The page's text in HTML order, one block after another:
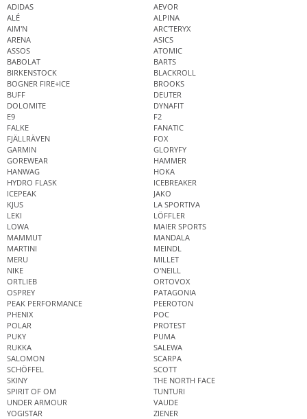
ADIDAS
AEVOR
ALÉ
ALPINA
AIM'N
ARC'TERYX
ARENA
ASICS
ASSOS
ATOMIC
BABOLAT
BARTS
BIRKENSTOCK
BLACKROLL
BOGNER FIRE+ICE
BROOKS
BUFF
DEUTER
DOLOMITE
DYNAFIT
E9
F2
FALKE
FANATIC
FJÄLLRÄVEN
FOX
GARMIN
GLORYFY
GOREWEAR
HAMMER
HANWAG
HOKA
HYDRO FLASK
ICEBREAKER
ICEPEAK
JAKO
KJUS
LA SPORTIVA
LEKI
LÖFFLER
LOWA
MAIER SPORTS
MAMMUT
MANDALA
MARTINI
MEINDL
MERU
MILLET
NIKE
O'NEILL
ORTLIEB
ORTOVOX
OSPREY
PATAGONIA
PEAK PERFORMANCE
PEEROTON
PHENIX
POC
POLAR
PROTEST
PUKY
PUMA
RUKKA
SALEWA
SALOMON
SCARPA
SCHÖFFEL
SCOTT
SKINY
THE NORTH FACE
SPIRIT OF OM
TUNTURI
UNDER ARMOUR
VAUDE
YOGISTAR
ZIENER